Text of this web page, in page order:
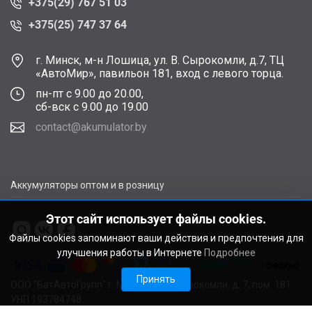
+375(29) 767 51 03
+375(25) 747 37 64
г. Минск, м-н Лошица, ул. В. Сырокомли, д.7, ТЦ
«АвтоМир», павильон 181, вход с левого торца.
пн-пт с 9.00 до 20.00,
сб-вск с 9.00 до 19.00
contact@akumulator.by
Аккумуляторы оптом и в розницу
ООО "БатАвтоГрупп" г. Минск, ул. В. Сырокомли, д. 7, пом. 181
Этот сайт использует файлы cookies.
Файлы cookies запоминают ваши действия и предпочтения для
улучшения работы в Интернете Подробнее
Принять